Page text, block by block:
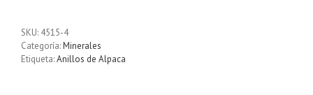
plata
diseño
ancho
SKU: 4515-4
Categoría:Minerales
Etiqueta:Anillos de Alpaca